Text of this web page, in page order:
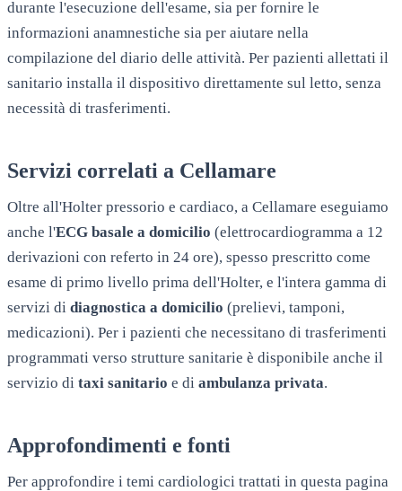
durante l'esecuzione dell'esame, sia per fornire le
informazioni anamnestiche sia per aiutare nella
compilazione del diario delle attività. Per pazienti allettati il
sanitario installa il dispositivo direttamente sul letto, senza
necessità di trasferimenti.
Servizi correlati a Cellamare
Oltre all'Holter pressorio e cardiaco, a Cellamare eseguiamo
anche l'ECG basale a domicilio (elettrocardiogramma a 12
derivazioni con referto in 24 ore), spesso prescritto come
esame di primo livello prima dell'Holter, e l'intera gamma di
servizi di diagnostica a domicilio (prelievi, tamponi,
medicazioni). Per i pazienti che necessitano di trasferimenti
programmati verso strutture sanitarie è disponibile anche il
servizio di taxi sanitario e di ambulanza privata.
Approfondimenti e fonti
Per approfondire i temi cardiologici trattati in questa pagina